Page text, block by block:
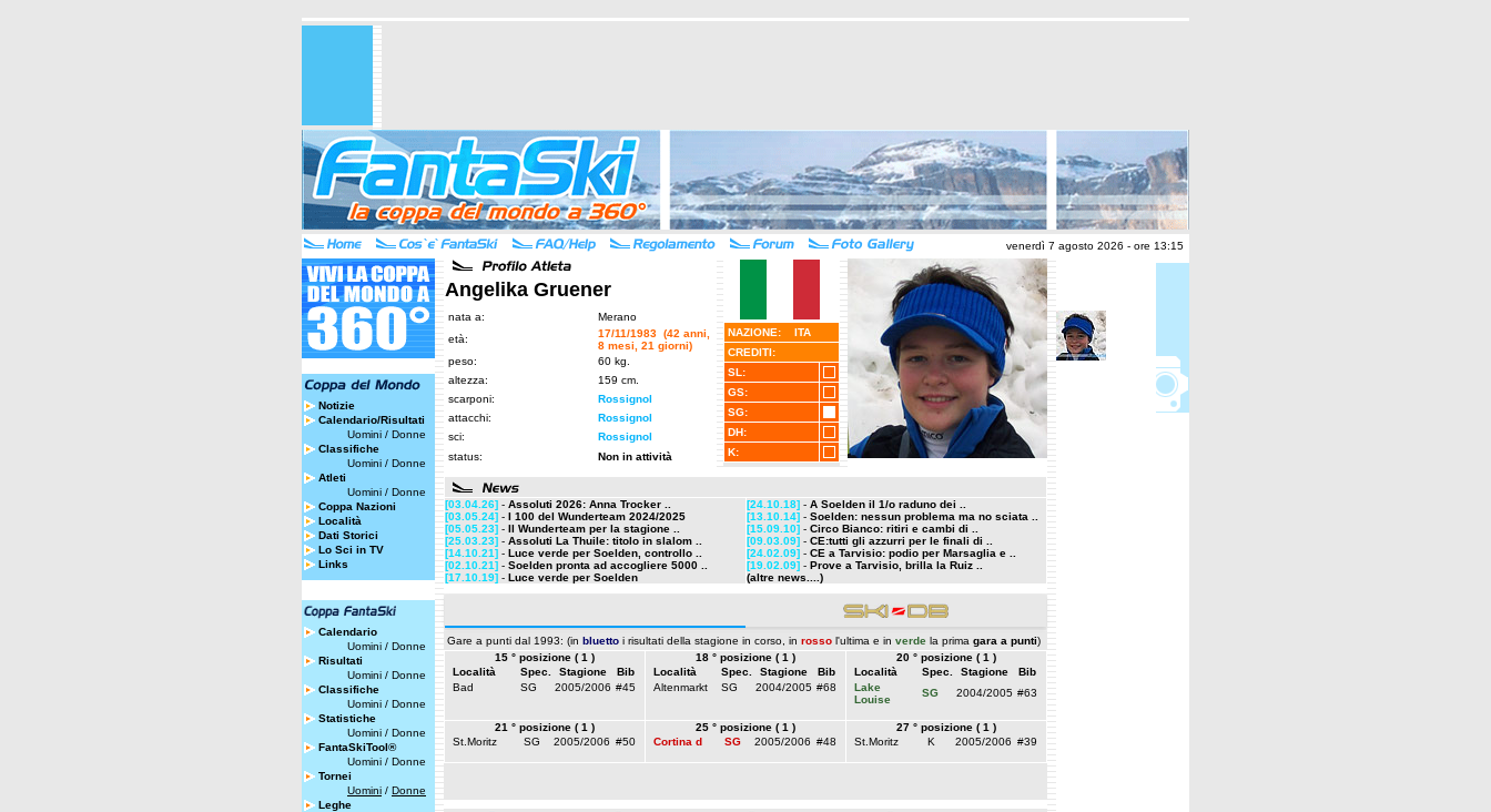
venerdì 7 agosto 2026 - ore 13:15
Notizie
Calendario/Risultati
Uomini / Donne
Classifiche
Uomini / Donne
Atleti
Uomini / Donne
Coppa Nazioni
Località
Dati Storici
Lo Sci in TV
Links
Calendario
Uomini / Donne
Risultati
Uomini / Donne
Classifiche
Uomini / Donne
Statistiche
Uomini / Donne
FantaSkiTool®
Uomini / Donne
Tornei
Uomini / Donne
Leghe
Angelika Gruener
nata a:
Merano
età:
17/11/1983 (42 anni,
8 mesi, 21 giorni)
peso:
60 kg.
altezza:
159 cm.
scarponi:
Rossignol
attacchi:
Rossignol
sci:
Rossignol
status:
Non in attività
NAZIONE: ITA
CREDITI:
SL:
GS:
SG:
DH:
K:
[03.04.26] - Assoluti 2026: Anna Trocker ..
[03.05.24] - I 100 del Wunderteam 2024/2025
[05.05.23] - Il Wunderteam per la stagione ..
[25.03.23] - Assoluti La Thuile: titolo in slalom ..
[14.10.21] - Luce verde per Soelden, controllo ..
[02.10.21] - Soelden pronta ad accogliere 5000 ..
[17.10.19] - Luce verde per Soelden
[24.10.18] - A Soelden il 1/o raduno dei ..
[13.10.14] - Soelden: nessun problema ma no sciata ..
[15.09.10] - Circo Bianco: ritiri e cambi di ..
[09.03.09] - CE:tutti gli azzurri per le finali di ..
[24.02.09] - CE a Tarvisio: podio per Marsaglia e ..
[19.02.09] - Prove a Tarvisio, brilla la Ruiz ..
(altre news....)
Gare a punti dal 1993: (in bluetto i risultati della stagione in corso, in rosso l'ultima e in verde la prima gara a punti)
15 ° posizione ( 1 )
Località
Spec. Stagione
Bib
Bad
SG 2005/2006 #45
18 ° posizione ( 1 )
Località
Spec. Stagione
Bib
Altenmarkt
SG 2004/2005 #68
20 ° posizione ( 1 )
Località
Spec. Stagione
Bib
Lake
Louise
SG 2004/2005 #63
21 ° posizione ( 1 )
St.Moritz
SG 2005/2006 #50
25 ° posizione ( 1 )
Cortina d
SG 2005/2006 #48
27 ° posizione ( 1 )
St.Moritz
K 2005/2006 #39